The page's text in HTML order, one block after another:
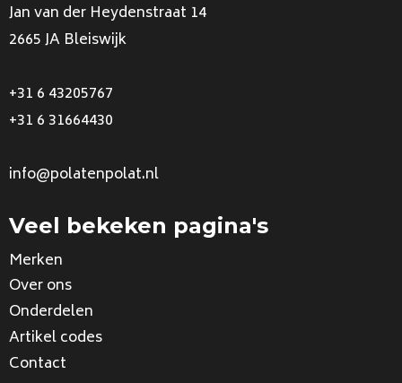
Jan van der Heydenstraat 14
2665 JA Bleiswijk
+31 6 43205767
+31 6 31664430
info@polatenpolat.nl
Veel bekeken pagina's
Merken
Over ons
Onderdelen
Artikel codes
Contact